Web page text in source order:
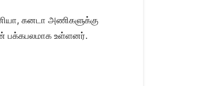
கனடா அணிகளுக்கு
பக்கபலமாக உள்ளனர்.